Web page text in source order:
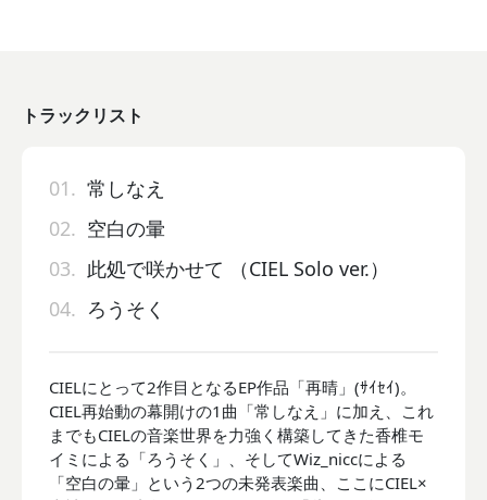
トラックリスト
01. 常しなえ
02. 空白の暈
03. 此処で咲かせて （CIEL Solo ver.）
04. ろうそく
CIELにとって2作目となるEP作品「再晴」(ｻｲｾｲ)。
CIEL再始動の幕開けの1曲「常しなえ」に加え、これ
までもCIELの音楽世界を力強く構築してきた香椎モ
イミによる「ろうそく」、そしてWiz_niccによる
「空白の暈」という2つの未発表楽曲、ここにCIEL×